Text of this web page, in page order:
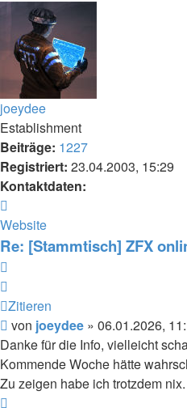
oben
joeydee
Establishment
Beiträge: 1227
Registriert: 23.04.2003, 15:29
Kontaktdaten:
von
joeydee
Website
Re: [Stammtisch] ZFX
Zitieren
Beitrag
von joeydee » 06.01.2026,
Danke für die Info, vielleicht
Kommende Woche hätte
Zu zeigen habe ich trotzdem nix.